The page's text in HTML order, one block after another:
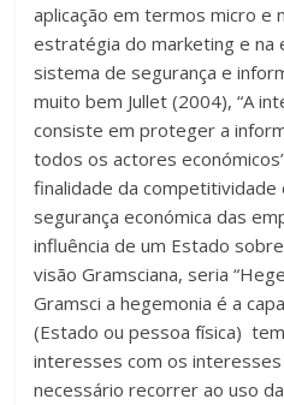
aplicação em termos micro e
estratégia do marketing e na
sistema de segurança e
muito bem Jullet (2004), “A
consiste em proteger a
todos os actores
finalidade da competitividade
segurança económica das
influência de um Estado
visão Gramsciana, seria
Gramsci a hegemonia é a
(Estado ou pessoa física)
interesses com os
necessário recorrer ao uso